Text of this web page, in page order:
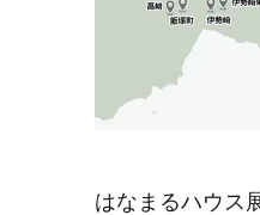
はなまるハウス